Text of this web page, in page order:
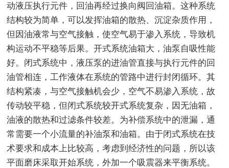
动液压执行元件，回油再经过换向阀回油箱。这种系统
结构较为简单，可以发挥油箱的散热、沉淀杂质作用，
但因油液常与空气接触，使空气易于渗入系统，导致机
构运动不平稳等后果。开式系统油箱大，油泵自吸性能
好。闭式系统中，液压泵的进油管直接与执行元件的回
油管相连，工作液体在系统的管路中进行封闭循环。其
结构紧凑，与空气接触机会少，空气不易渗入系统，故
传动较平稳，但闭式系统较开式系统复杂，因无油箱，
油液的散热和过滤条件较差。为补偿系统中的泄漏，通
常需要一个小流量的补油泵和油箱。由于闭式系统在技
术要求和成本上比较高，考虑到经济性的问题，所以该
平面磨床采取开始系统，外加一个吸震器来平衡系统。